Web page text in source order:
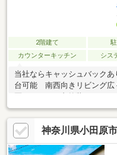
2階建て
カウンターキッチン
シス
当社ならキャッシュバック
台可能 南西向きリビング広
神奈川県小田原